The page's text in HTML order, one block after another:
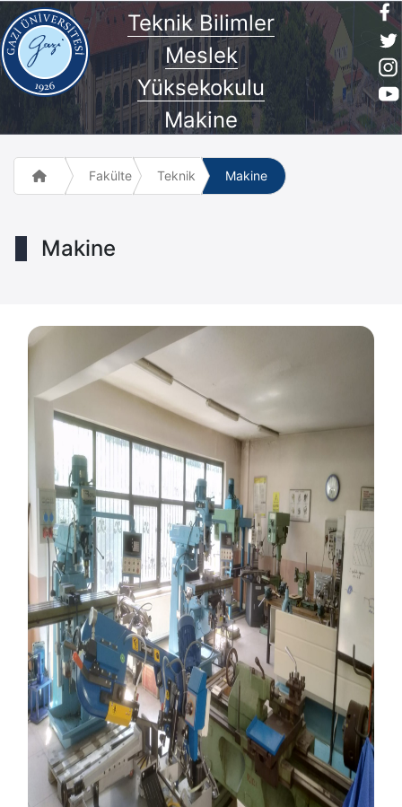
Teknik Bilimler
Meslek
Yüksekokulu
Makine
Fakülte ve Meslek Yüksek Okulları
Teknik Bilimler Meslek Yüksekokulu
Makine
Makine